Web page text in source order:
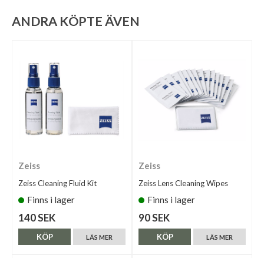
ANDRA KÖPTE ÄVEN
Zeiss
Zeiss Cleaning Fluid Kit
Finns i lager
140 SEK
LÄS MER
KÖP
Zeiss
Zeiss Lens Cleaning Wipes
Finns i lager
90 SEK
LÄS MER
KÖP